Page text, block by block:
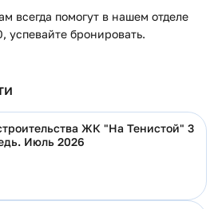
всегда помогут в нашем отделе
20, успевайте бронировать.
ЖК "На Тенистой" 3
Июль 2026